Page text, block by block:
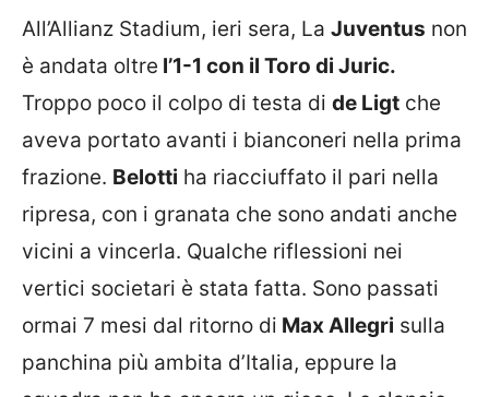
All’Allianz Stadium, ieri sera, La Juventus non
è andata oltre l’1-1 con il Toro di Juric.
Troppo poco il colpo di testa di de Ligt che
aveva portato avanti i bianconeri nella prima
frazione. Belotti ha riacciuffato il pari nella
ripresa, con i granata che sono andati anche
vicini a vincerla. Qualche riflessioni nei
vertici societari è stata fatta. Sono passati
ormai 7 mesi dal ritorno di Max Allegri sulla
panchina più ambita d’Italia, eppure la